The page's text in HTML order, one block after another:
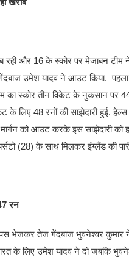
और 16 के स्कोर पर मेजाबन टीम
उमेश यादव ने आउट किया.
का स्कोर तीन विकेट के नुकसान पर
के लिए 48 रनों की साझेदारी हुई.
को आउट करके इस साझेदारी को
(28) के साथ मिलकर इंग्लैंड की
रन
भेजकर तेज गेंदबाज भुवनेश्वर कुमार
के लिए उमेश यादव ने दो जबकि